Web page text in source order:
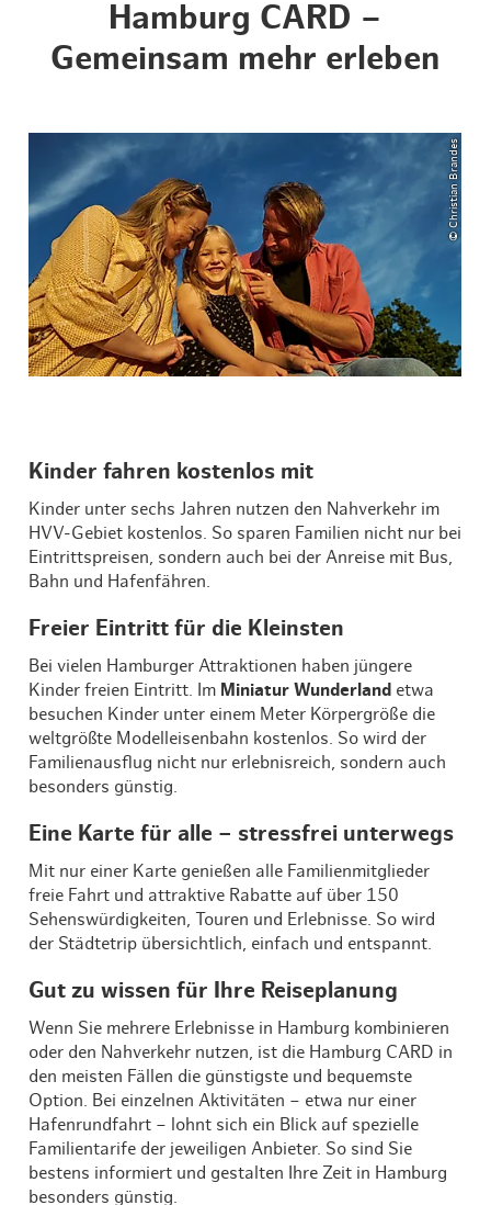
Hamburg CARD –
Gemeinsam mehr erleben
© Christian Brandes
Kinder fahren kostenlos mit
Kinder unter sechs Jahren nutzen den Nahverkehr im
HVV-Gebiet kostenlos. So sparen Familien nicht nur bei
Eintrittspreisen, sondern auch bei der Anreise mit Bus,
Bahn und Hafenfähren.
Freier Eintritt für die Kleinsten
Bei vielen Hamburger Attraktionen haben jüngere
Kinder freien Eintritt. Im Miniatur Wunderland etwa
besuchen Kinder unter einem Meter Körpergröße die
weltgrößte Modelleisenbahn kostenlos. So wird der
Familienausflug nicht nur erlebnisreich, sondern auch
besonders günstig.
Eine Karte für alle – stressfrei unterwegs
Mit nur einer Karte genießen alle Familienmitglieder
freie Fahrt und attraktive Rabatte auf über 150
Sehenswürdigkeiten, Touren und Erlebnisse. So wird
der Städtetrip übersichtlich, einfach und entspannt.
Gut zu wissen für Ihre Reiseplanung
Wenn Sie mehrere Erlebnisse in Hamburg kombinieren
oder den Nahverkehr nutzen, ist die Hamburg CARD in
den meisten Fällen die günstigste und bequemste
Option. Bei einzelnen Aktivitäten – etwa nur einer
Hafenrundfahrt – lohnt sich ein Blick auf spezielle
Familientarife der jeweiligen Anbieter. So sind Sie
bestens informiert und gestalten Ihre Zeit in Hamburg
besonders günstig.